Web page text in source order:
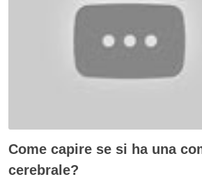
Come capire se si ha una
cerebrale?